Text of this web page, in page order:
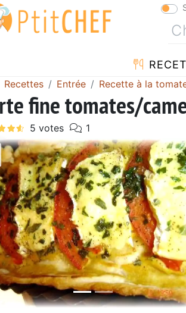
Recettes Entrée Recette à la
fine tomates/